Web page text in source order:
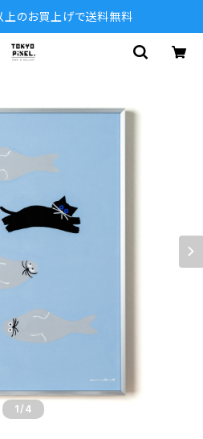
のお買上げで送料無料
1 /4